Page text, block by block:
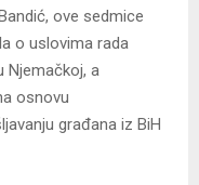
ove sedmice
o uslovima rada
Njemačkoj, a
osnovu
građana iz BiH